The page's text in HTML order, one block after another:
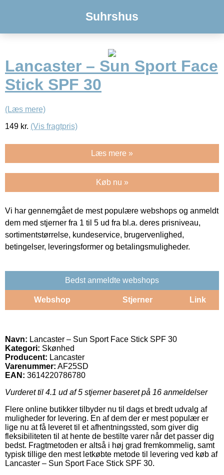
Suhrshus
Lancaster – Sun Sport Face
Stick SPF 30
(Læs mere)
149 kr. (Vis fragtpris)
Læs mere »
Køb nu »
Vi har gennemgået de mest populære webshops og anmeldt
dem med stjerner fra 1 til 5 ud fra bl.a. deres prisniveau,
sortimentstørrelse, kundeservice, brugervenlighed,
betingelser, leveringsformer og betalingsmuligheder.
Bedst anmeldte webshops
Webshop Stjerner Link
Navn: Lancaster – Sun Sport Face Stick SPF 30
Kategori: Skønhed
Producent: Lancaster
Varenummer: AF25SD
EAN: 3614220786780
Vurderet til 4.1 ud af 5 stjerner baseret på 16 anmeldelser
Flere online butikker tilbyder nu til dags et bredt udvalg af
muligheder for levering. En af dem der er mest populær er
lige nu at få leveret til et afhentningssted, som giver dig
fleksibiliteten til at hente de bestilte varer når det passer dig
bedst. Fragtmetoden er altså i høj grad fremkommelig, samt
typisk tillige den mest letkøbte metode til levering ved køb af
Lancaster – Sun Sport Face Stick SPF 30.